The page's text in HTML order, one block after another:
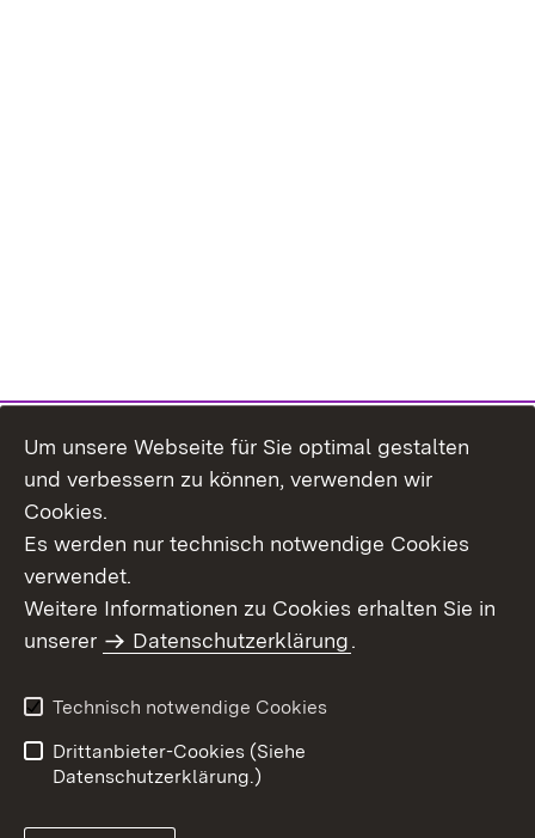
Themenübersicht
Barrierefreiheit
Um unsere Webseite für Sie optimal gestalten
und verbessern zu können, verwenden wir
Cookies.
Es werden nur technisch notwendige Cookies
verwendet.
Weitere Informationen zu Cookies erhalten Sie in
unserer
Datenschutzerklärung.
Technisch notwendige Cookies
Drittanbieter-Cookies (Siehe
Datenschutzerklärung.)